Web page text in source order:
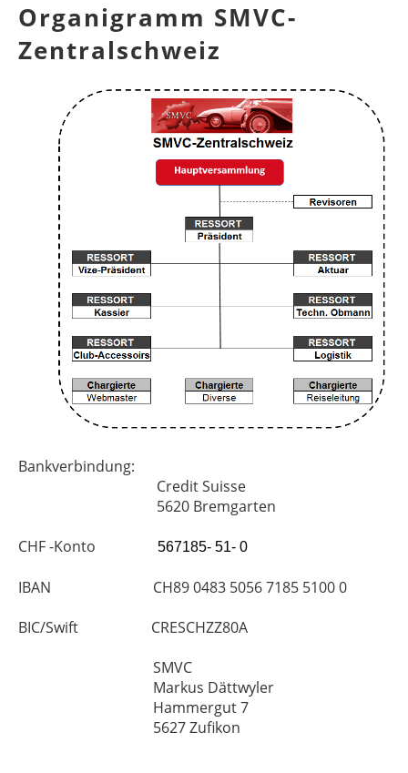
Organigramm SMVC-
Zentralschweiz
Bankverbindung:
Credit Suisse
5620 Bremgarten
CHF -Konto
567185- 51- 0
IBAN CH89 0483 5056 7185 5100 0
BIC/Swift CRESCHZZ80A
SMVC
Markus Dättwyler
Hammergut 7
5627 Zufikon